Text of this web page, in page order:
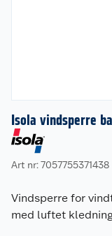
Isola vindsperre
Art nr: 7057755371438
Vindsperre for
med luftet